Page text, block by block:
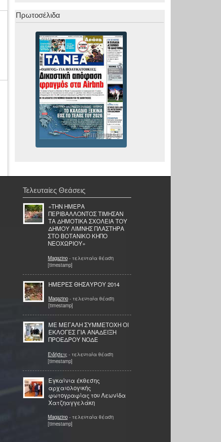
Πρωτοσέλιδα
Τελευταίες Θεάσεις
«ΤΗΝ ΗΜΕΡΑ
ΠΕΡΙΒΑΛΛΟΝΤΟΣ ΤΙΜΗΣΑΝ
ΤΑ ΔΗΜΟΤΙΚΑ ΣΧΟΛΕΙΑ ΤΟΥ
ΔΗΜΟΥ ΛΙΜΝΗΣ ΠΛΑΣΤΗΡΑ
ΣΤΟ ΒΟΤΑΝΙΚΟ ΚΗΠΟ
ΝΕΟΧΩΡΙΟΥ»
Magazino - τελευταία θέαση
[timestamp]
ΗΜΕΡΕΣ ΘΗΣΑΥΡΟΥ 2014
Magazino - τελευταία θέαση
[timestamp]
ΜΕ ΜΕΓΑΛΗ ΣΥΜΜΕΤΟΧΗ ΟΙ
ΕΚΛΟΓΕΣ ΓΙΑ ΑΝΑΔΕΙΞΗ
ΠΡΟΕΔΡΟΥ ΝΟΔΕ
Ειδήσεις - τελευταία θέαση
[timestamp]
Εγκαίνια έκθεσης
αρχαιολογικής
φωτογραφίας του Λεωνίδα
Χατζηαγγελάκη
Magazino - τελευταία θέαση
[timestamp]